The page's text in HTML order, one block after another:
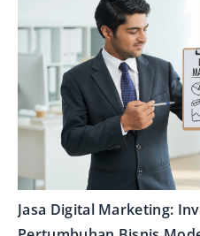
Jasa Digital Marketing: